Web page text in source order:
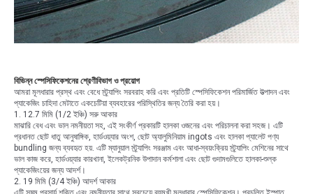
বিভিন্ন স্পেসিফিকেশনের শ্রেণীবিভাগ ও প্রয়োগ
আমরা মূলধারার প্রস্থ এবং বেধে স্ট্র্যাপিং সরবরাহ করি এবং প্রতিটি স্পেসিফিকেশন পরিমার্জিত উত্পাদন এবং
প্যাকেজিং চাহিদা মেটাতে একচেটিয়া ব্যবহারের পরিস্থিতির জন্য তৈরি করা হয়।
1. 12.7 মিমি (1/2 ইঞ্চি) সরু আকার
মাঝারি বেধ এবং ভাল নমনীয়তা সহ, এই সংকীর্ণ প্রকারটি হালকা ওজনের এবং পরিচালনা করা সহজ। এটি
প্রধানত ছোট ধাতু আনুষাঙ্গিক, হার্ডওয়্যার অংশ, ছোট অ্যালুমিনিয়াম ingots এবং হালকা প্যালেট পণ্য
bundling জন্য ব্যবহৃত হয়. এটি ম্যানুয়াল স্ট্র্যাপিং সরঞ্জাম এবং আধা-স্বয়ংক্রিয় স্ট্র্যাপিং মেশিনের সাথে
ভাল কাজ করে, হার্ডওয়্যার কারখানা, ইলেকট্রনিক উপাদান কর্মশালা এবং ছোট গুদামগুলিতে হালকা-শুল্ক
প্যাকেজিংয়ের জন্য আদর্শ।
2. 19 মিমি (3/4 ইঞ্চি) আদর্শ আকার